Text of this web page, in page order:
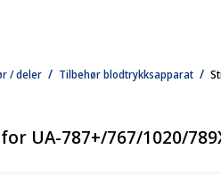
/
/ deler /
Tilbehør blodtrykksapparat
UA-787+/767/1020/